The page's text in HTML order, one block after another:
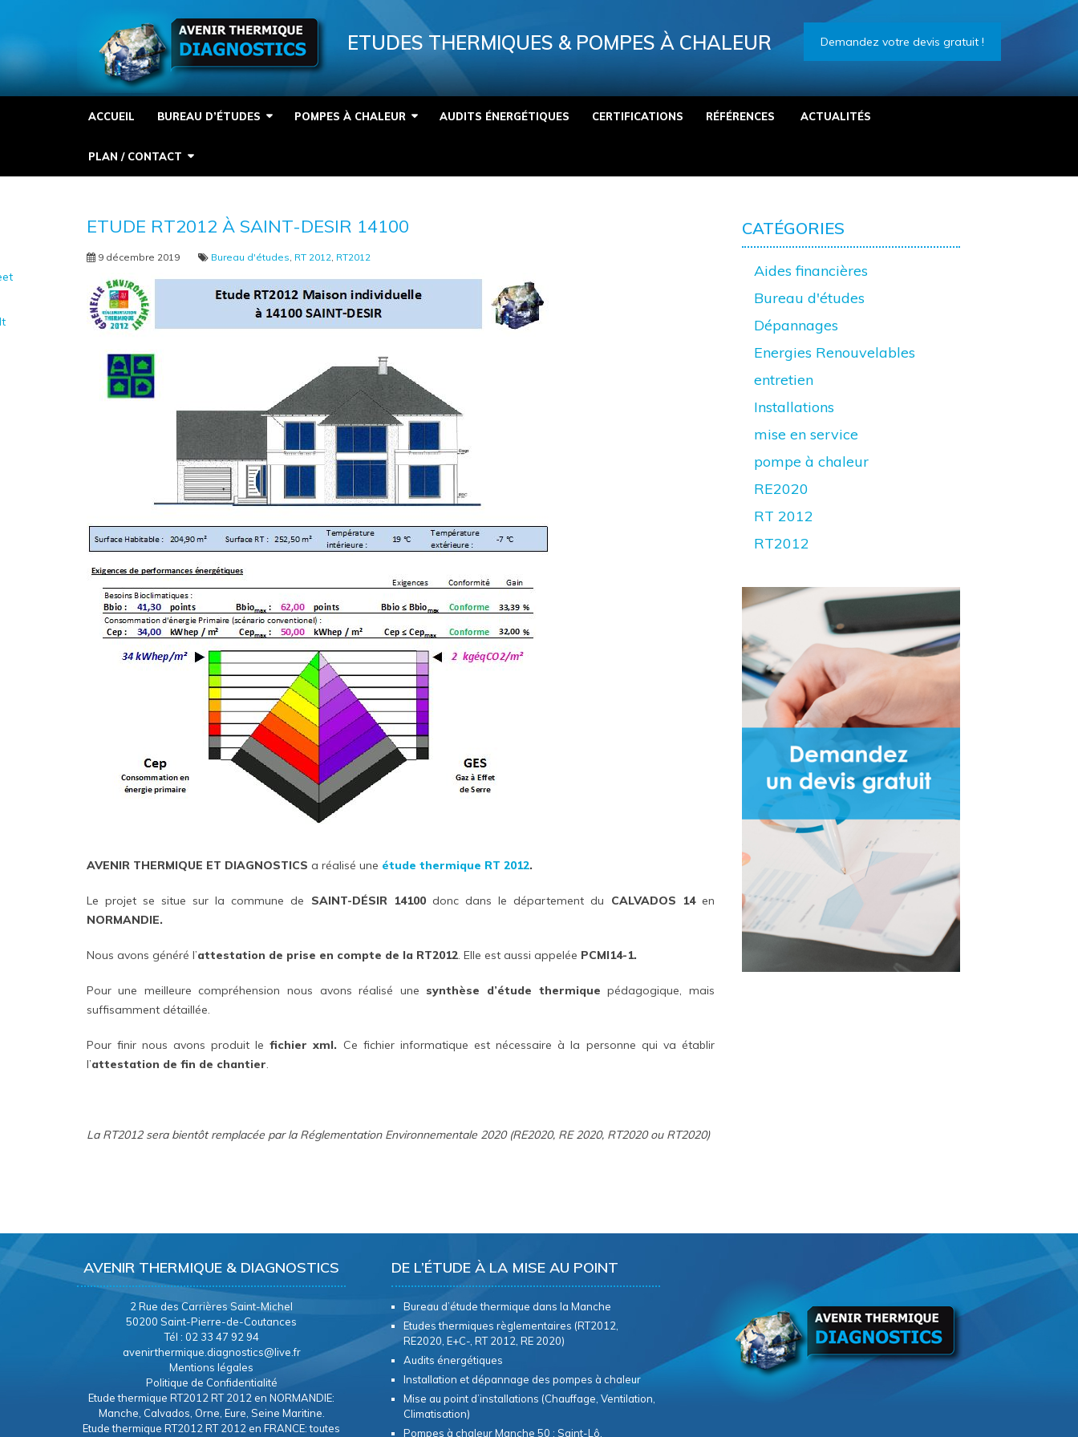
Demandez votre devis gratuit !
ETUDES THERMIQUES & POMPES À CHALEUR
ACCUEIL BUREAU D’ÉTUDES POMPES À CHALEUR AUDITS ÉNERGÉTIQUES CERTIFICATIONS RÉFÉRENCES ACTUALITÉS
PLAN / CONTACT
ETUDE RT2012 À SAINT-DESIR 14100
9 décembre 2019 Bureau d'études RT 2012 RT2012
AVENIR THERMIQUE ET DIAGNOSTICS a réalisé une étude thermique RT 2012.
Le projet se situe sur la commune de SAINT-DÉSIR 14100 donc dans le département du CALVADOS 14 en
NORMANDIE.
Nous avons généré l’attestation de prise en compte de la RT2012. Elle est aussi appelée PCMI14-1.
Pour une meilleure compréhension nous avons réalisé une synthèse d’étude thermique pédagogique, mais
suffisamment détaillée.
Pour finir nous avons produit lefichier xml. Ce fichier informatique est nécessaire à la personne qui va établir
l’attestation de fin de chantier
La RT2012 sera bientôt remplacée par la Réglementation Environnementale 2020 (RE2020, RE 2020, RT2020 ou RT2020)
CATÉGORIES
Aides financières
Bureau d'études
Dépannages
Energies Renouvelables
entretien
Installations
mise en service
pompe à chaleur
RE2020
RT 2012
RT2012
AVENIR THERMIQUE & DIAGNOSTICS
2 Rue des Carrières Saint-Michel
50200 Saint-Pierre-de-Coutances
Tél : 02 33 47 92 94
avenirthermique.diagnostics@live.fr
Mentions légales
Politique de Confidentialité
Etude thermique RT2012 RT 2012 en NORMANDIE:
Manche, Calvados, Orne, Eure, Seine Maritine.
Etude thermique RT2012 RT 2012 en FRANCE: toutes
DE L’ÉTUDE À LA MISE AU POINT
Bureau d’étude thermique dans la Manche
Etudes thermiques règlementaires (RT2012,
RE2020, E+C-, RT 2012, RE 2020)
Audits énergétiques
Installation et dépannage des pompes à chaleur
Mise au point d’installations (Chauffage, Ventilation,
Climatisation)
Pompes à chaleur Manche 50 : Saint-Lô,